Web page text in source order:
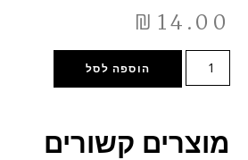
₪ 14.00
הוספה לסל
מוצרים קשורים